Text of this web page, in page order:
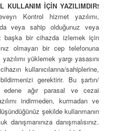
KULLANIM İÇİN YAZILIMDIR!
Kontrol hizmet yazılımı,
veya sahip olduğunuz veya
başka bir cihazda izlemek için
olmayan bir cep telefonuna
yüklemek yargı yasasını
kullanıcılarına/sahiplerine,
gerektirir. Bu şartın/
edene ağır parasal ve cezai
indirmeden, kurmadan ve
şekilde kullanmanın
danışmalısınız.